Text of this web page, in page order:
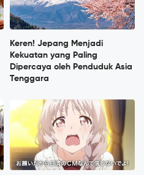
Keren! Jepang Menjadi
Kekuatan yang Paling
Dipercaya oleh Penduduk Asia
Tenggara